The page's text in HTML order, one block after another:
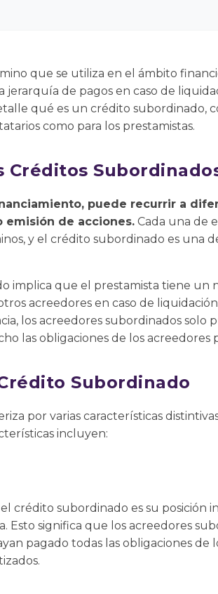
que se utiliza en el ámbito
de pagos en caso de
qué es un crédito subordinado,
como para los prestamistas.
Créditos
puede recurrir a
emisión de acciones. Cada una de
y el crédito subordinado es una
implica que el prestamista tiene un
acreedores en caso de
los acreedores subordinados
las obligaciones de los acreedores
Subordinado
por varias características
incluyen:
crédito subordinado es su posición
Esto significa que los acreedores
pagado todas las obligaciones de